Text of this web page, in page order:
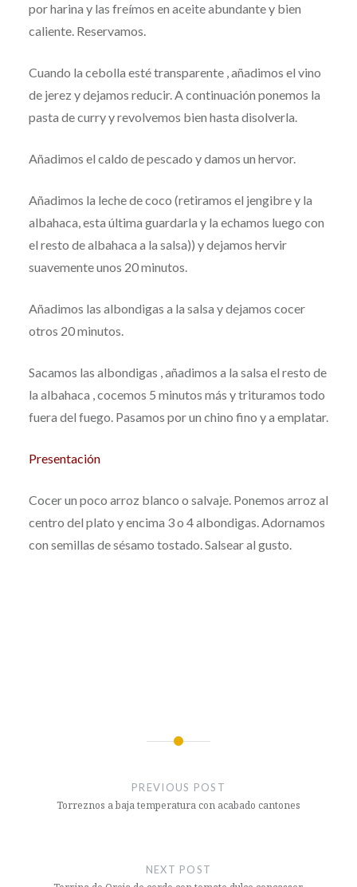
por harina y las freímos en aceite abundante y bien
caliente. Reservamos.
Cuando la cebolla esté transparente , añadimos el vino
de jerez y dejamos reducir. A continuación ponemos la
pasta de curry y revolvemos bien hasta disolverla.
Añadimos el caldo de pescado y damos un hervor.
Añadimos la leche de coco (retiramos el jengibre y la
albahaca, esta última guardarla y la echamos luego con
el resto de albahaca a la salsa)) y dejamos hervir
suavemente unos 20 minutos.
Añadimos las albondigas a la salsa y dejamos cocer
otros 20 minutos.
Sacamos las albondigas , añadimos a la salsa el resto de
la albahaca , cocemos 5 minutos más y trituramos todo
fuera del fuego. Pasamos por un chino fino y a emplatar.
Presentación
Cocer un poco arroz blanco o salvaje. Ponemos arroz al
centro del plato y encima 3 o 4 albondigas. Adornamos
con semillas de sésamo tostado. Salsear al gusto.
PREVIOUS POST
Torreznos a baja temperatura con acabado cantones
NEXT POST